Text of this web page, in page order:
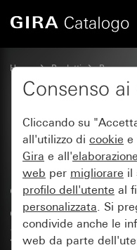
Home Prodotti
Prese
Presa
maggiore
contatti
e
2 canali Tipo
Consenso
Cliccando su
all'utilizzo di cookie e
Gira e all'
web per migliorare il
profilo dell'utente al
personalizzata. Si
condivide anche le
web da parte